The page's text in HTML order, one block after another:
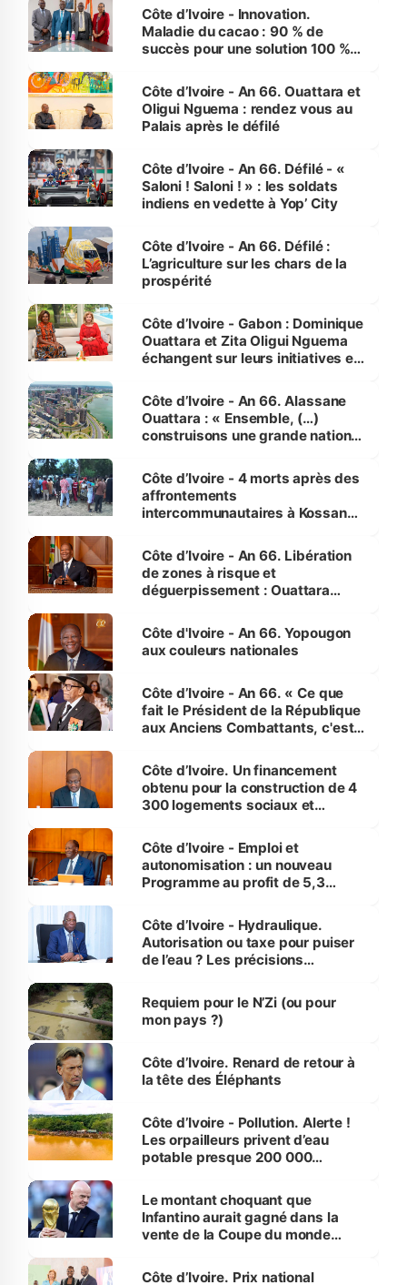
Côte d’Ivoire - Innovation.
Maladie du cacao : 90 % de
succès pour une solution 100 %
Côte d’Ivoire - An 66. Ouattara et
Oligui Nguema : rendez vous au
Palais après le défilé
Côte d’Ivoire - An 66. Défilé - «
Saloni ! Saloni ! » : les soldats
indiens en vedette à Yop’ City
Côte d’Ivoire - An 66. Défilé :
L’agriculture sur les chars de la
prospérité
Côte d’Ivoire - Gabon : Dominique
Ouattara et Zita Oligui Nguema
échangent sur leurs initiatives en
enfants
Côte d’Ivoire - An 66. Alassane
Ouattara : « Ensemble, (…)
construisons une grande nation
générations futures »
Côte d’Ivoire - 4 morts après des
affrontements
intercommunautaires à Kossandji
milieu des sinistrés
Côte d’Ivoire - An 66. Libération
de zones à risque et
déguerpissement : Ouattara
l'Etat de droit pour préserver les
vies humaines »
Côte d'Ivoire - An 66. Yopougon
aux couleurs nationales
Côte d’Ivoire - An 66. « Ce que
fait le Président de la République
aux Anciens Combattants, c'est
Côte d’Ivoire. Un financement
obtenu pour la construction de 4
300 logements sociaux et
et Yamoussoukro
Côte d’Ivoire - Emploi et
autonomisation : un nouveau
Programme au profit de 5,3
Côte d’Ivoire - Hydraulique.
Autorisation ou taxe pour puiser
de l’eau ? Les précisions
Requiem pour le N’Zi (ou pour
mon pays ?)
Côte d’Ivoire. Renard de retour à
la tête des Éléphants
Côte d’Ivoire - Pollution. Alerte !
Les orpailleurs privent d’eau
potable presque 200 000
Le montant choquant que
Infantino aurait gagné dans la
vente de la Coupe du monde
Côte d’Ivoire. Prix national